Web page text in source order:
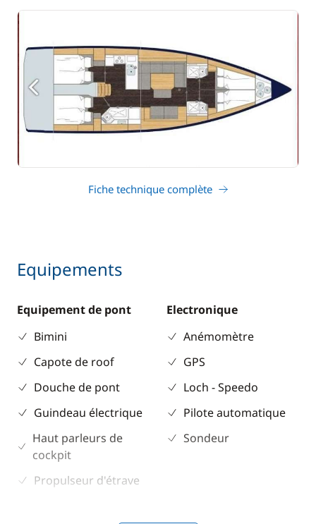
Fiche technique complète
Equipements
Equipement de pont
Bimini
Capote de roof
Douche de pont
Guindeau électrique
Haut parleurs de
cockpit
Propulseur d'étrave
Electronique
Anémomètre
GPS
Loch - Speedo
Pilote automatique
Sondeur